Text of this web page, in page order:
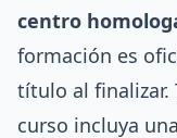
centro
formación es
título al finalizar.
curso incluya